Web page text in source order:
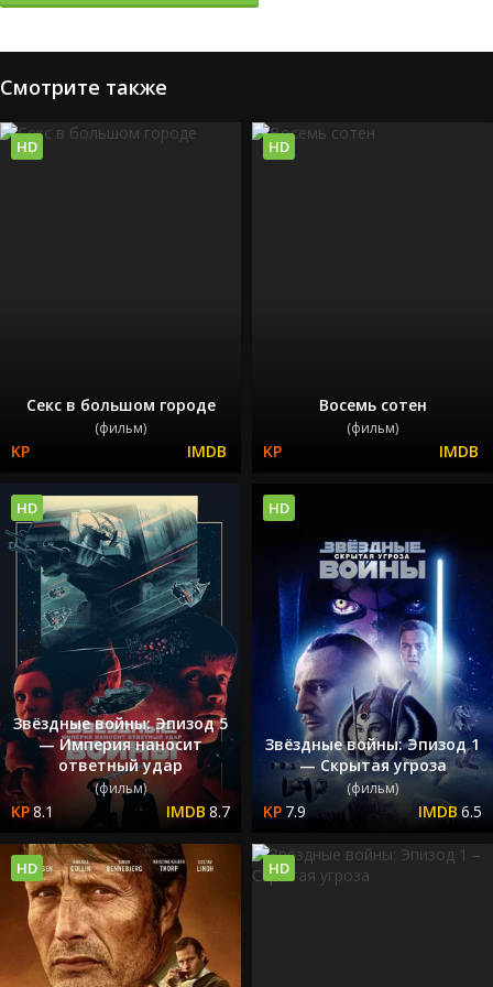
Смотрите также
Секс в большом городе
(фильм)
HD
Восемь сотен
(фильм)
HD
Звёздные войны: Эпизод 5
— Империя наносит
ответный удар
(фильм)
8.1 8.7
HD
Звёздные войны: Эпизод 1
— Скрытая угроза
(фильм)
7.9 6.5
HD
HD HD